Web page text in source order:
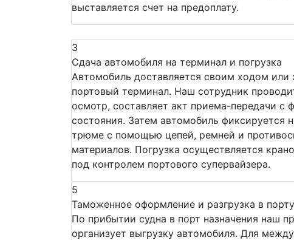
выставляется счет на предоплату.
3
Сдача автомобиля на терминал и погрузка
Автомобиль доставляется своим ходом или
портовый терминал. Наш сотрудник
осмотр, составляет акт приема-передачи с
состояния. Затем автомобиль фиксируется
трюме с помощью цепей, ремней и
материалов. Погрузка осуществляется
под контролем портового супервайзера.
5
Таможенное оформление и разгрузка в
По прибытии судна в порт назначения наш
организует выгрузку автомобиля. Для